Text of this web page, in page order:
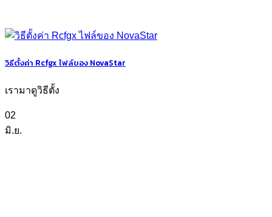
วิธีตั้งค่า Rcfgx ไฟล์ของ NovaStar
เรามาดูวิธีตั้ง
02
มิ.ย.